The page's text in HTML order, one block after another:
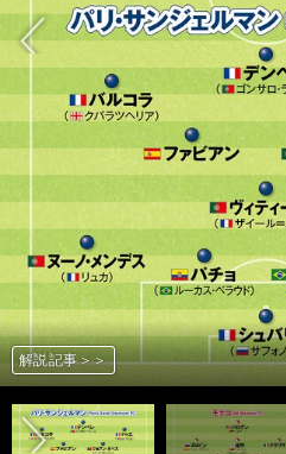
バ
次へ
解説記事＞＞
解説記事＞＞
解説記事＞＞
解説動画を見る＞＞
解説動画を見る＞＞
解説記事＞＞
解説動画を見る＞＞
解説動画を見る＞＞
解説動画を見る＞＞
解説記事＞＞
解説記事＞＞
解説動画を見る＞＞
解説記事＞＞
解説記事＞＞
解説記事＞＞
解説記事＞＞
旗手怜央連載一覧＞＞
前へ